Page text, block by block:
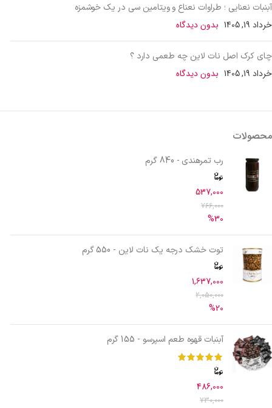
آبنبات نعنایی ؛ طراوات نعناع و ویتامین سی در یک خوشمزه
خرداد 19, 1405 بدون دیدگاه
چای کرک اصل نات لاین چه طعمی دارد ؟
خرداد 19, 1405 بدون دیدگاه
محصولات
رب تمرهندی - 840 گرم
537,000
766,000
%30
توت خشک درجه یک نات لاین - 550 گرم
1,637,000
2,050,000
%20
آبنبات قهوه طعم اسپرسو - 155 گرم
486,000
730,000